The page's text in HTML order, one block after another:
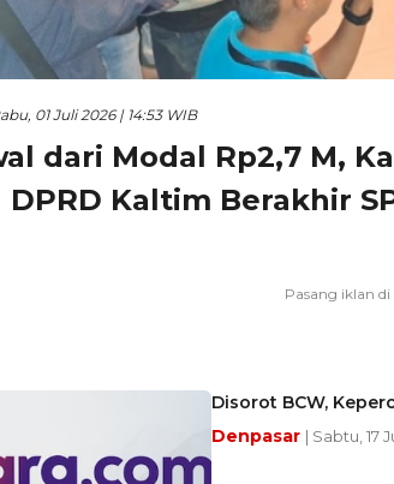
01 Juli 2026 | 14:53 WIB
dari Modal Rp2,7 M,
DPRD Kaltim Berakhir
Disorot BCW,
Denpasar | Sabtu, 17